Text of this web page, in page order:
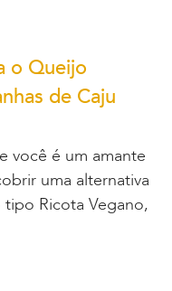
o Queijo
de Caju
você é um amante
uma alternativa
Ricota Vegano,